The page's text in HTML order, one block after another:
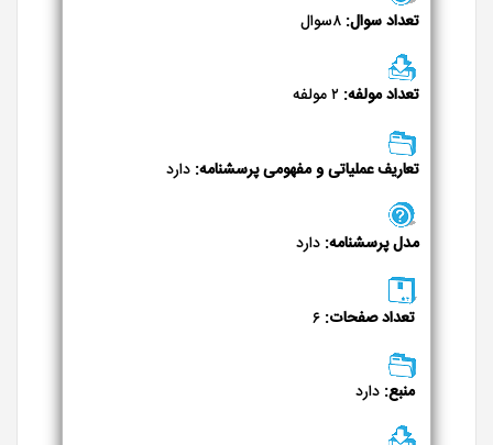
تعداد سوال:
تعداد مولفه:
تعاریف عملیاتی و مفهومی پرسشنامه: دارد
مدل پرسشنامه: دارد
تعداد صفحات:
منبع: دارد